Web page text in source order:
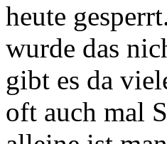
heute
wurde das
gibt es da
oft auch mal